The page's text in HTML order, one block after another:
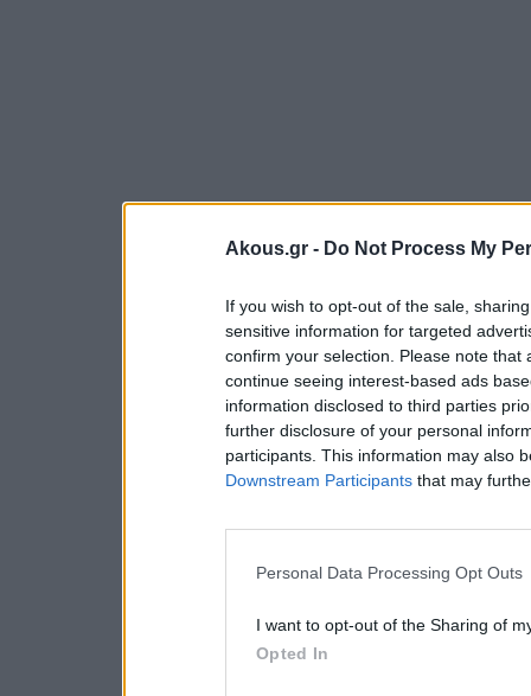
Akous.gr - Do Not Process My
If you wish to opt-out of the sale,
sensitive information for targeted
confirm your selection. Please note
continue seeing interest-based ads
information disclosed to third parties
further disclosure of your personal
participants. This information may also
Downstream Participants that may
Personal Data Processing Opt Outs
I want to opt-out of the Sharing of
Opted In